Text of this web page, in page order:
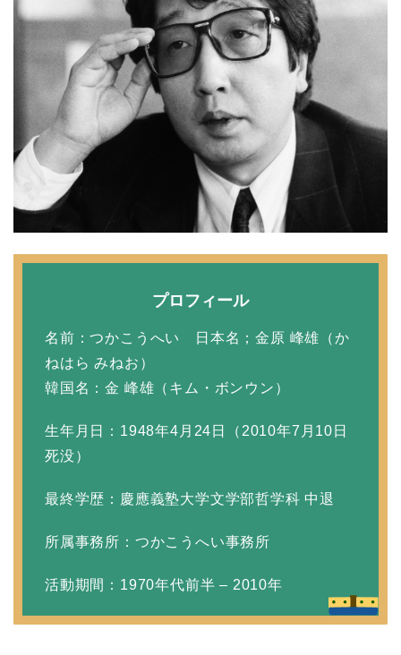
プロフィール
名前：つかこうへい 日本名；金原 峰雄（か
ねはら みねお）
韓国名：金 峰雄（キム・ボンウン）
生年月日：1948年4月24日（2010年7月10日
死没）
最終学歴：慶應義塾大学文学部哲学科 中退
所属事務所：つかこうへい事務所
活動期間：1970年代前半 – 2010年